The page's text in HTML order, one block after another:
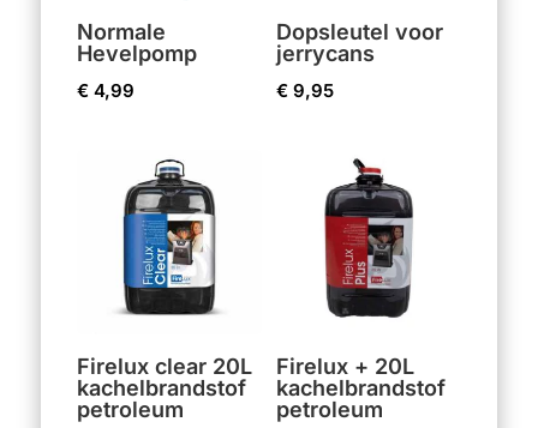
Normale
Hevelpomp
€4,99
Dopsleutel voor
jerrycans
€ 9,95
Firelux clear 20L
kachelbrandstof
petroleum
Firelux + 20L
kachelbrandstof
petroleum